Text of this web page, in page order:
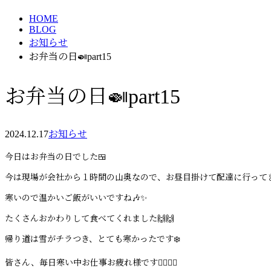
HOME
BLOG
お知らせ
お弁当の日🍛part15
お弁当の日🍛part15
2024.12.17お知らせ
今日はお弁当の日でした🍱
今は現場が会社から１時間の山奥なので、お昼目掛けて配達に行って
寒いので温かいご飯がいいですね🎶✨
たくさんおかわりして食べてくれました🙌🙌
帰り道は雪がチラつき、とても寒かったです❄️
皆さん、毎日寒い中お仕事お疲れ様です🙇‍♀️🙇‍♀️